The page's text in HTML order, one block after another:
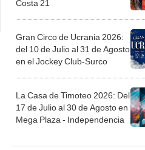
Costa 21
Gran Circo de Ucrania 2026:
del 10 de Julio al 31 de Agosto
en el Jockey Club-Surco
La Casa de Timoteo 2026: Del
17 de Julio al 30 de Agosto en
Mega Plaza - Independencia